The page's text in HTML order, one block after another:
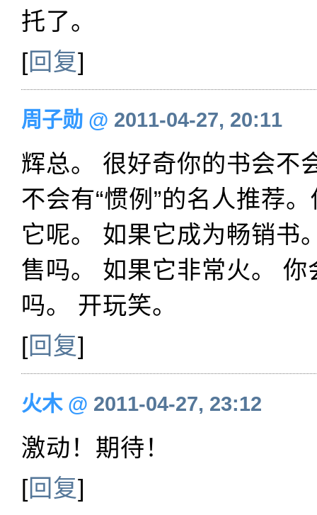
托了。
[回复]
周子勋 @ 2011-04-27, 20:11
辉总。 很好奇你的书会不
不会有“惯例”的名人推荐
它呢。 如果它成为畅销书
售吗。 如果它非常火。 你
吗。 开玩笑。
[回复]
火木@ 2011-04-27, 23:12
激动！期待！
[回复]